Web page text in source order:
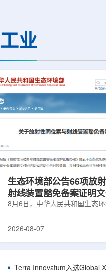
多层结构时存在局限，例如常用
热反射法难以区分不同材料层中
题...
工业
生态环境部公告66项放
射线装置豁免备案证明
8月6日，中华人民共和国生态
将各省级生态环境主管部门报
置、放射源或非密封放射性物
告发布的汇总表共列出66项备
2026-08-07
Terra Innovatum入选Global